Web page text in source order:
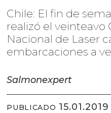
Chile: El fin de
realizó el veinteavo
Nacional de Laser
embarcaciones a
Salmonexpert
PUBLICADO